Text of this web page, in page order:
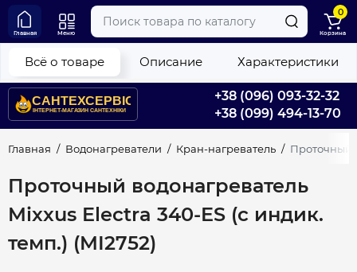
+38 (096) 093-32-32
+38 (099) 494-13-70
Главная Меню
0
Корзина
Главная Водонагреватели Кран-нагреватель Проточный
Проточный водонагреватель
Mixxus Electra 340-ES (с индик.
темп.) (MI2752)
Всё о товаре Описание Характеристики